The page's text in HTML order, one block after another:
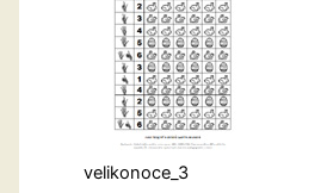
velikonoce_3